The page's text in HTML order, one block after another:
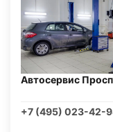
Автосервис
+7 (495) 023-42-